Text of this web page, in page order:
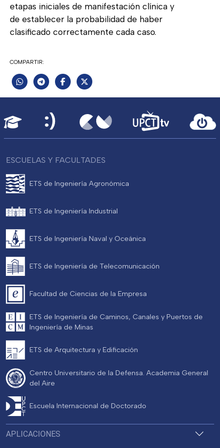
etapas iniciales de manifestación clínica y
de establecer la probabilidad de haber
clasificado correctamente cada caso.
COMPARTIR:
APLICACIONES
ESCUELAS Y FACULTADES
ETS de Ingeniería Agronómica
ETS de Ingeniería Industrial
ETS de Ingeniería Naval y Oceánica
ETS de Ingeniería de Telecomunicación
Facultad de Ciencias de la Empresa
ETS de Ingeniería de Caminos, Canales y Puertos de
Ingeniería de Minas
ETS de Arquitectura y Edificación
Centro Universitario de la Defensa. Academia General
del Aire
Escuela Internacional de Doctorado